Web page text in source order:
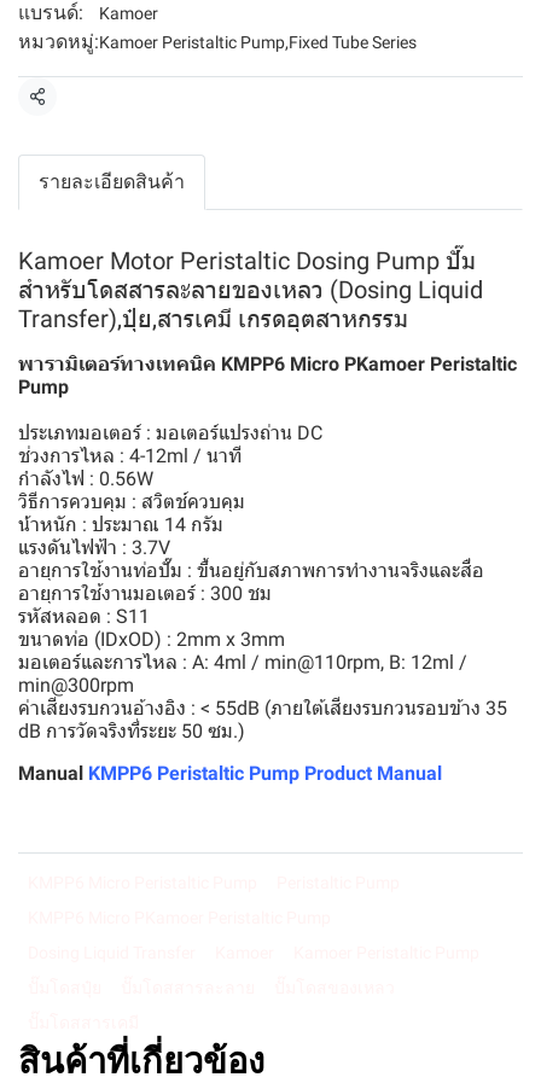
แบรนด์: Kamoer
หมวดหมู่:Kamoer Peristaltic Pump,Fixed Tube Series
แชร์
รายละเอียดสินค้า
Kamoer Motor Peristaltic Dosing Pump ปั๊ม
สำหรับโดสสารละลายของเหลว (Dosing Liquid
Transfer),ปุ๋ย,สารเคมี เกรดอุตสาหกรรม
พารามิเตอร์ทางเทคนิค KMPP6 Micro PKamoer Peristaltic
Pump
ประเภทมอเตอร์ : มอเตอร์แปรงถ่าน DC
ช่วงการไหล : 4-12ml / นาที
กําลังไฟ : 0.56W
วิธีการควบคุม : สวิตช์ควบคุม
น้ําหนัก : ประมาณ 14 กรัม
แรงดันไฟฟ้า : 3.7V
อายุการใช้งานท่อปั๊ม : ขึ้นอยู่กับสภาพการทํางานจริงและสื่อ
อายุการใช้งานมอเตอร์ : 300 ชม
รหัสหลอด : S11
ขนาดท่อ (IDxOD) : 2mm x 3mm
มอเตอร์และการไหล : A: 4ml / min@110rpm, B: 12ml /
min@300rpm
ค่าเสียงรบกวนอ้างอิง : < 55dB (ภายใต้เสียงรบกวนรอบข้าง 35
dB การวัดจริงที่ระยะ 50 ซม.)
Manual KMPP6 Peristaltic Pump Product Manual
สินค้าที่เกี่ยวข้อง